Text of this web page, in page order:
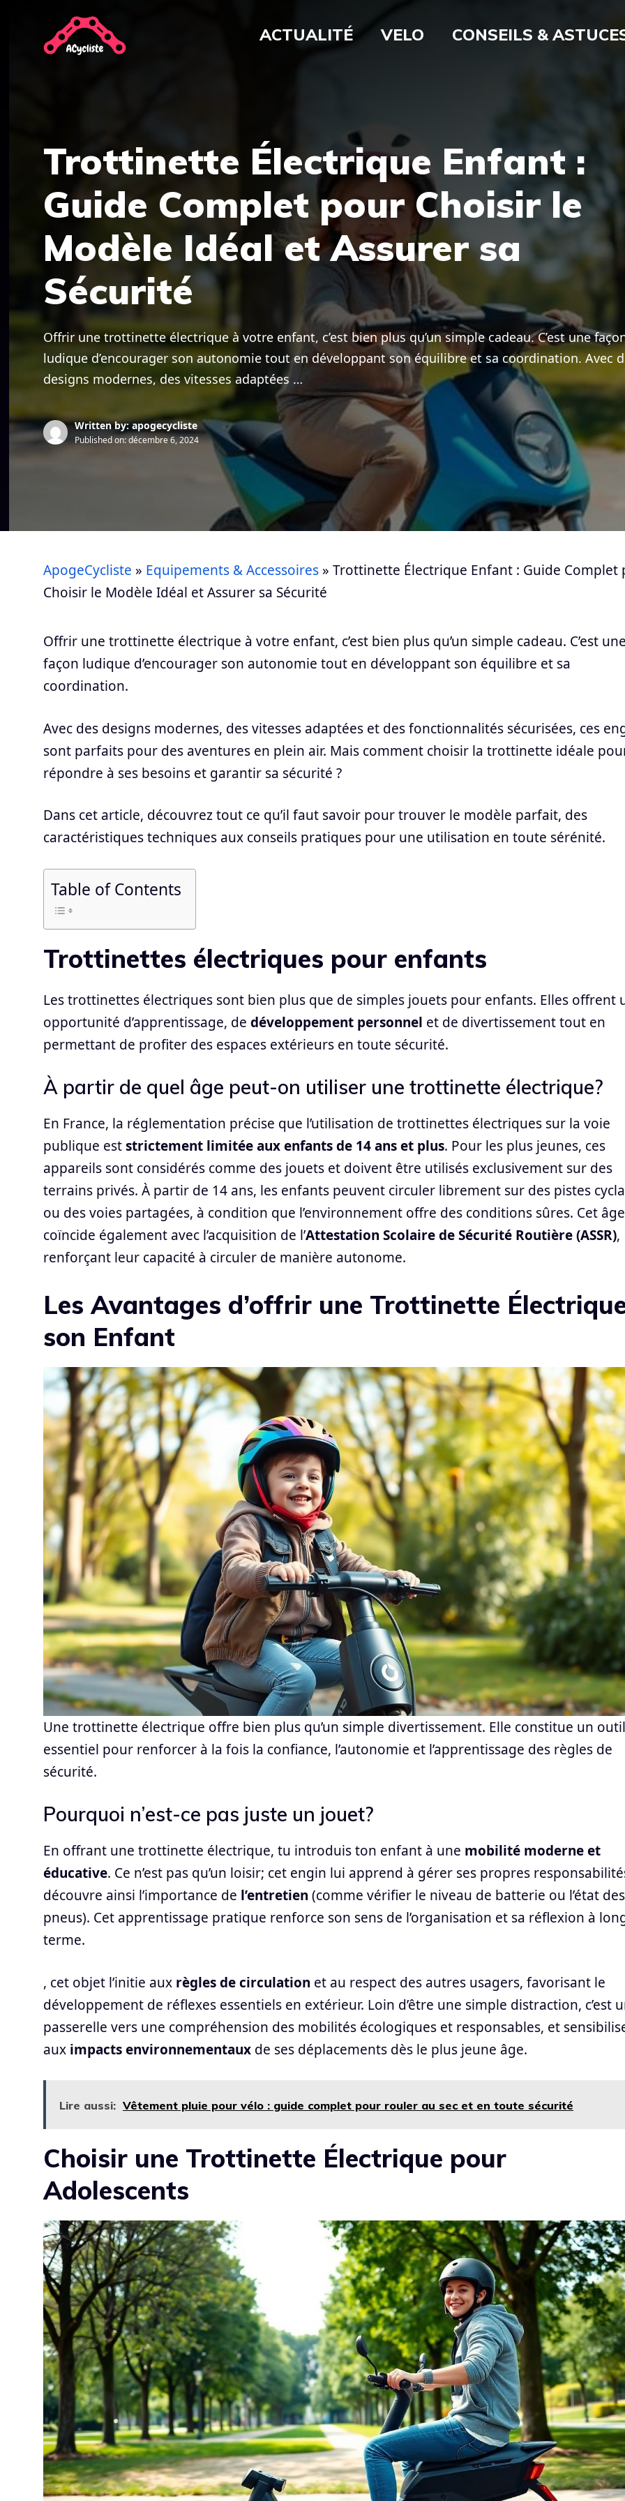
contenu
ACTUALITÉ VELO CONSEILS &
Trottinette Électrique Enfant :
Guide Complet pour Choisir le
Modèle Idéal et Assurer sa
Sécurité
Offrir une trottinette électrique à votre enfant, c’est bien plus qu’un simple cadeau. C’est une
ludique d’encourager son autonomie tout en développant son équilibre et sa coordination. Avec
designs modernes, des vitesses adaptées …
Written by: apogecycliste
Published on:décembre 6, 2024
ApogeCycliste » Equipements & Accessoires » Trottinette Électrique Enfant : Guide Complet
Choisir le Modèle Idéal et Assurer sa Sécurité
Offrir une trottinette électrique à votre enfant, c’est bien plus qu’un simple cadeau. C’est
façon ludique d’encourager son autonomie tout en développant son équilibre et sa
coordination.
Avec des designs modernes, des vitesses adaptées et des fonctionnalités sécurisées, ces
sont parfaits pour des aventures en plein air. Mais comment choisir la trottinette idéale
répondre à ses besoins et garantir sa sécurité ?
Dans cet article, découvrez tout ce qu’il faut savoir pour trouver le modèle parfait, des
caractéristiques techniques aux conseils pratiques pour une utilisation en toute sérénité.
Table of Contents
Trottinettes électriques pour enfants
Les trottinettes électriques sont bien plus que de simples jouets pour enfants. Elles offrent
opportunité d’apprentissage, de développement personnel et de divertissement tout en
permettant de profiter des espaces extérieurs en toute sécurité.
À partir de quel âge peut-on utiliser une trottinette électrique?
En France, la réglementation précise que l’utilisation de trottinettes électriques sur la voie
publique eststrictement limitée aux enfants de 14 ans et plus. Pour les plus jeunes, ces
appareils sont considérés comme des jouets et doivent être utilisés exclusivement sur des
terrains privés. À partir de 14 ans, les enfants peuvent circuler librement sur des pistes
ou des voies partagées, à condition que l’environnement offre des conditions sûres. Cet âge
coïncide également avec l’acquisition de l’Attestation Scolaire de Sécurité Routière (ASSR),
renforçant leur capacité à circuler de manière autonome.
Les Avantages d’offrir une Trottinette
son Enfant
Une trottinette électrique offre bien plus qu’un simple divertissement. Elle constitue un outil
essentiel pour renforcer à la fois la confiance, l’autonomie et l’apprentissage des règles de
sécurité.
Pourquoi n’est-ce pas juste un jouet?
En offrant une trottinette électrique, tu introduis ton enfant à une mobilité moderne et
éducative. Ce n’est pas qu’un loisir; cet engin lui apprend à gérer ses propres
découvre ainsi l’importance de l’entretien (comme vérifier le niveau de batterie ou l’état des
pneus). Cet apprentissage pratique renforce son sens de l’organisation et sa réflexion à
terme.
, cet objet l’initie aux règles de circulation et au respect des autres usagers, favorisant le
développement de réflexes essentiels en extérieur. Loin d’être une simple distraction, c’est
passerelle vers une compréhension des mobilités écologiques et responsables, et
aux impacts environnementaux de ses déplacements dès le plus jeune âge.
Lire aussi: Vêtement pluie pour vélo : guide complet pour rouler au sec et en toute sécurité
Choisir une Trottinette Électrique pour
Adolescents